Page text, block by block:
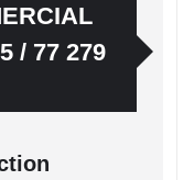
/ 77 279